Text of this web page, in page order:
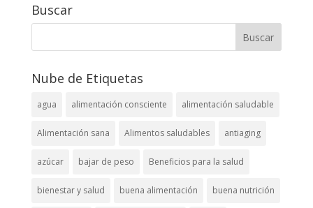
Buscar
Nube de Etiquetas
agua alimentación consciente alimentación saludable
Alimentación sana Alimentos saludables antiaging
azúcar bajar de peso Beneficios para la salud
bienestar y salud buena alimentación buena nutrición